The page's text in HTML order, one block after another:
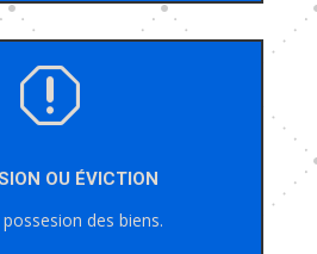
q
OU ÉVICTION
des biens.